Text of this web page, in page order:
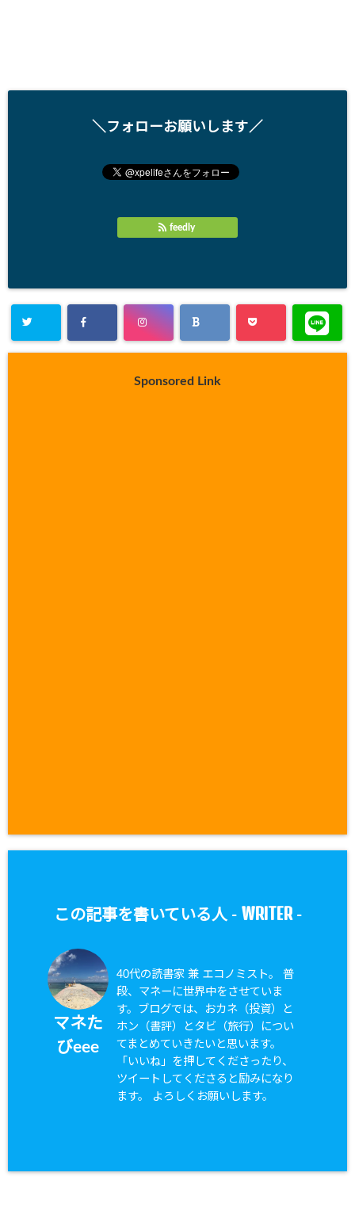
＼フォローお願いします／
feedly
Sponsored Link
この記事を書いている人 - WRITER-
マネた
びeee
40代の読書家 兼 エコノミスト。 普
段、マネーに世界中をさせていま
す。ブログでは、おカネ（投資）と
ホン（書評）とタビ（旅行）につい
てまとめていきたいと思います。
「いいね」を押してくださったり、
ツイートしてくださると励みになり
ます。 よろしくお願いします。